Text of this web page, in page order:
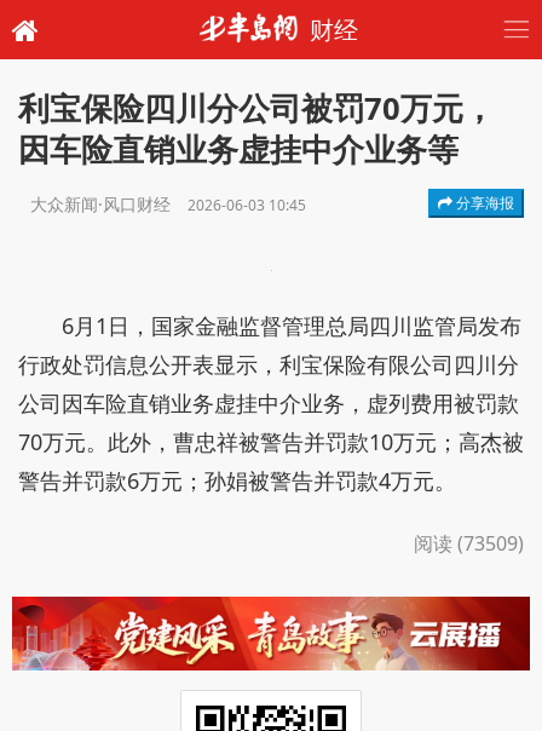
财经
利宝保险四川分公司被罚70万元，
因车险直销业务虚挂中介业务等
大众新闻·风口财经 2026-06-03 10:45 分享海报
6月1日，国家金融监督管理总局四川监管局发布
行政处罚信息公开表显示，利宝保险有限公司四川分
公司因车险直销业务虚挂中介业务，虚列费用被罚款
70万元。此外，曹忠祥被警告并罚款10万元；高杰被
警告并罚款6万元；孙娟被警告并罚款4万元。
阅读 (73509)